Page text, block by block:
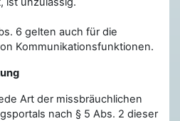
6 gelten auch für die
Kommunikationsfunktionen.
Art der missbräuchlichen
nach § 5 Abs. 2 dieser